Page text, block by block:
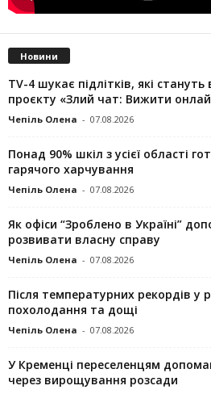
Новини
TV-4 шукає підлітків, які
проєкту «Злий чат: Вижити
Чепіль Олена - 07.08.2026
Понад 90% шкіл з усієї області
гарячого харчування
Чепіль Олена - 07.08.2026
Як офіси “Зроблено в Україні”
розвивати власну справу
Чепіль Олена - 07.08.2026
Після температурних рекордів у
похолодання та дощі
Чепіль Олена - 07.08.2026
У Кременці переселенцям
через вирощування розсади